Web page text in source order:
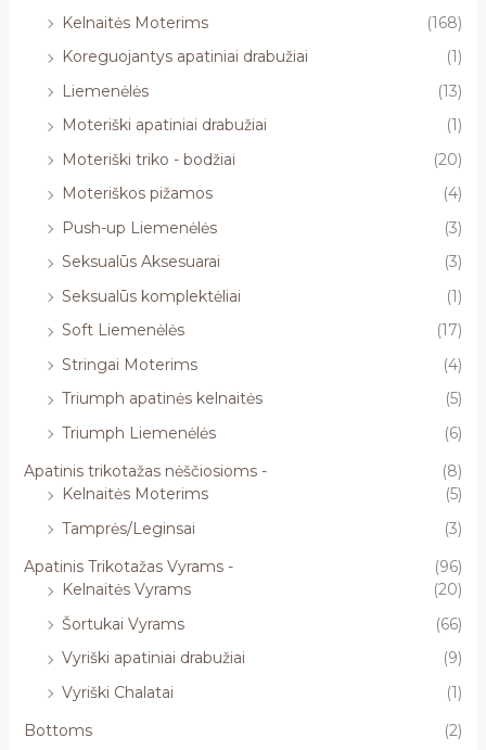
Kelnaitės Moterims
(168)
Koreguojantys apatiniai drabužiai
(1)
Liemenėlės
(13)
Moteriški apatiniai drabužiai
(1)
Moteriški triko - bodžiai
(20)
Moteriškos pižamos
(4)
Push-up Liemenėlės
(3)
Seksualūs Aksesuarai
(3)
Seksualūs komplektėliai
(1)
Soft Liemenėlės
(17)
Stringai Moterims
(4)
Triumph apatinės kelnaitės
(5)
Triumph Liemenėlės
(6)
Apatinis trikotažas nėščiosioms -
(8)
Kelnaitės Moterims
(5)
Tamprės/Leginsai
(3)
Apatinis Trikotažas Vyrams -
(96)
Kelnaitės Vyrams
(20)
Šortukai Vyrams
(66)
Vyriški apatiniai drabužiai
(9)
Vyriški Chalatai
(1)
Bottoms
(2)